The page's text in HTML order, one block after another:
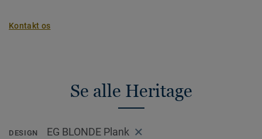
Kontakt os
Se alle Heritage
DESIGN EG BLONDE Plank